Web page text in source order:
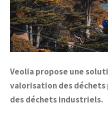
Veolia propose une
valorisation des
des déchets industriels.